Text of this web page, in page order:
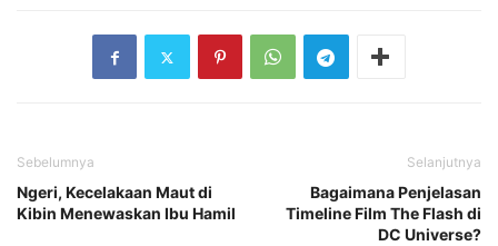
Sebelumnya
Ngeri, Kecelakaan Maut di
Kibin Menewaskan Ibu Hamil
Selanjutnya
Bagaimana Penjelasan
Timeline Film The Flash di
DC Universe?